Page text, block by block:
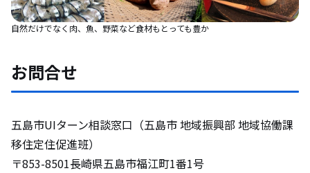
自然だけでなく肉、魚、野菜など食材もとっても豊か
お問合せ
五島市UIターン相談窓口（五島市 地域振興部 地域協働課
移住定住促進班）
〒853-8501長崎県五島市福江町1番1号